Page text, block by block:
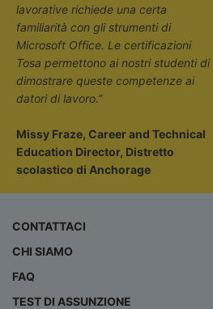
lavorative richiede una certa
familiarità con gli strumenti di
Microsoft Office. Le certificazioni
Tosa permettono ai nostri studenti di
dimostrare queste competenze ai
datori di lavoro.”
Missy Fraze, Career and Technical
Education Director, Distretto
scolastico di Anchorage
CONTATTACI
CHI SIAMO
FAQ
TEST DI ASSUNZIONE